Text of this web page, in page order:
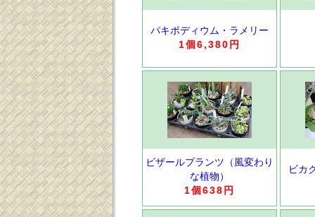
パキポディウム・ラメリー
1個6,380円
ビザールプランツ（風変わり
な植物）
1個638円
ビカ